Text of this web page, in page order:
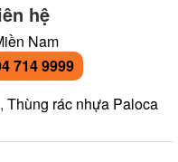
hệ
Nam
714 9999
, Thùng rác nhựa Paloca